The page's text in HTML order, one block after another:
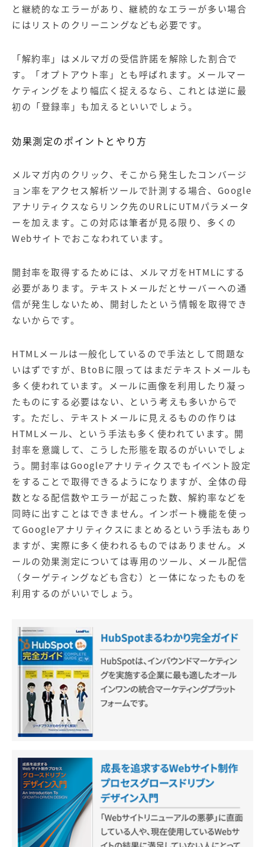
と継続的なエラーがあり、継続的なエラーが多い場合
にはリストのクリーニングなども必要です。
「解約率」はメルマガの受信許諾を解除した割合で
す。「オプトアウト率」とも呼ばれます。メールマー
ケティングをより幅広く捉えるなら、これとは逆に最
初の「登録率」も加えるといいでしょう。
効果測定のポイントとやり方
メルマガ内のクリック、そこから発生したコンバージ
ョン率をアクセス解析ツールで計測する場合、Google
アナリティクスならリンク先のURLにUTMパラメータ
ーを加えます。この対応は筆者が見る限り、多くの
Webサイトでおこなわれています。
開封率を取得するためには、メルマガをHTMLにする
必要があります。テキストメールだとサーバーへの通
信が発生しないため、開封したという情報を取得でき
ないからです。
HTMLメールは一般化しているので手法として問題な
いはずですが、BtoBに限ってはまだテキストメールも
多く使われています。メールに画像を利用したり凝っ
たものにする必要はない、という考えも多いからで
す。ただし、テキストメールに見えるものの作りは
HTMLメール、という手法も多く使われています。開
封率を意識して、こうした形態を取るのがいいでしょ
う。開封率はGoogleアナリティクスでもイベント設定
をすることで取得できるようになりますが、全体の母
数となる配信数やエラーが起こった数、解約率などを
同時に出すことはできません。インポート機能を使っ
てGoogleアナリティクスにまとめるという手法もあり
ますが、実際に多く使われるものではありません。メ
ールの効果測定については専用のツール、メール配信
（ターゲティングなども含む）と一体になったものを
利用するのがいいでしょう。